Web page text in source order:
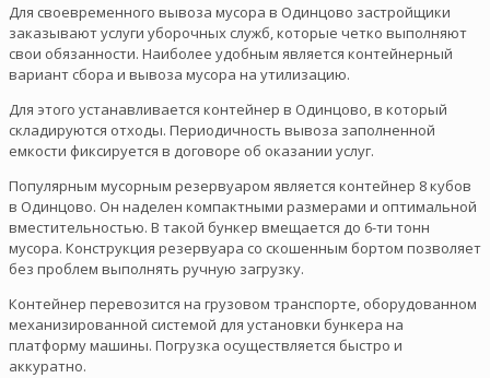
Для своевременного вывоза мусора в Одинцово застройщики
заказывают услуги уборочных служб, которые четко выполняют
свои обязанности. Наиболее удобным является контейнерный
вариант сбора и вывоза мусора на утилизацию.
Для этого устанавливается контейнер в Одинцово, в который
складируются отходы. Периодичность вывоза заполненной
емкости фиксируется в договоре об оказании услуг.
Популярным мусорным резервуаром является контейнер 8 кубов
в Одинцово. Он наделен компактными размерами и оптимальной
вместительностью. В такой бункер вмещается до 6-ти тонн
мусора. Конструкция резервуара со скошенным бортом позволяет
без проблем выполнять ручную загрузку.
Контейнер перевозится на грузовом транспорте, оборудованном
механизированной системой для установки бункера на
платформу машины. Погрузка осуществляется быстро и
аккуратно.